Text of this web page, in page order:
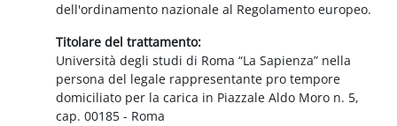
dell'ordinamento nazionale al Regolamento europeo.
Titolare del trattamento:
Università degli studi di Roma “La Sapienza” nella
persona del legale rappresentante pro tempore
domiciliato per la carica in Piazzale Aldo Moro n. 5,
cap. 00185 - Roma